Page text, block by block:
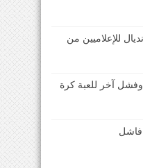
للإعلاميين من
وفشل آخر للعبة كرة
فاشل